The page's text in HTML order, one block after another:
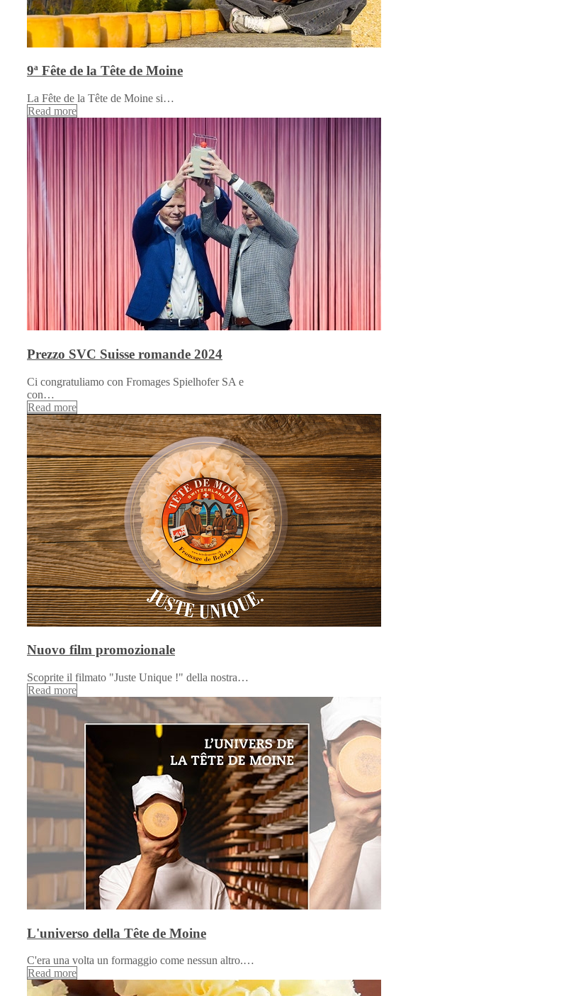
9ª Fête de la Tête de Moine
La Fête de la Tête de Moine si…
Read more
Prezzo SVC Suisse romande 2024
Ci congratuliamo con Fromages Spielhofer SA e
con…
Read more
Nuovo film promozionale
Scoprite il filmato "Juste Unique !" della nostra…
Read more
L'universo della Tête de Moine
C'era una volta un formaggio come nessun altro.…
Read more